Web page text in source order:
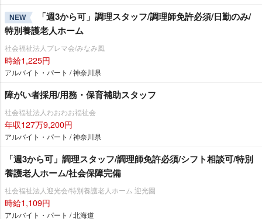
NEW
「週3から可」調理スタッフ/調理師免許必須/日勤のみ/
特別養護老人ホーム
社会福祉法人プレマ会/みなみ風
時給1,225円
アルバイト・パート / 神奈川県
障がい者採用/用務・保育補助スタッフ
社会福祉法人わおわお福祉会
年収127万9,200円
アルバイト・パート / 神奈川県
「週3から可」調理スタッフ/調理師免許必須/シフト相談可/特別
養護老人ホーム/社会保障完備
社会福祉法人迎光会/特別養護老人ホーム 迎光園
時給1,109円
アルバイト・パート / 北海道